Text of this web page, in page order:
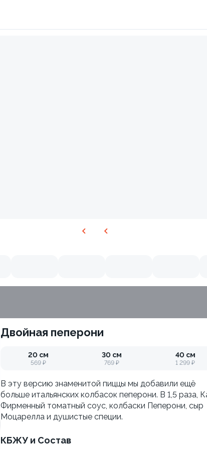
Двойная пеперони
20 см
569 ₽
30 см
769 ₽
40 см
1 299 ₽
В эту версию знаменитой пиццы мы добавили ещё
больше итальянских колбасок пеперони. В 1,5 раза,
Фирменный томатный соус, колбаски Пеперони, сыр
Моцарелла и душистые специи.
КБЖУ и Состав